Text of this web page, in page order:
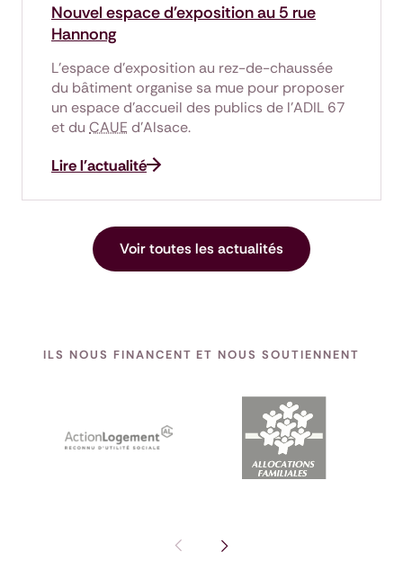
Nouvel espace d'exposition au 5 rue
Hannong
L’espace d’exposition au rez-de-chaussée
du bâtiment organise sa mue pour proposer
un espace d’accueil des publics de l'ADIL 67
et du CAUE d'Alsace.
Lire l'actualité
Voir toutes les actualités
ILS NOUS FINANCENT ET NOUS SOUTIENNENT
Pas de diapositive précédente :
Voir la diapositive